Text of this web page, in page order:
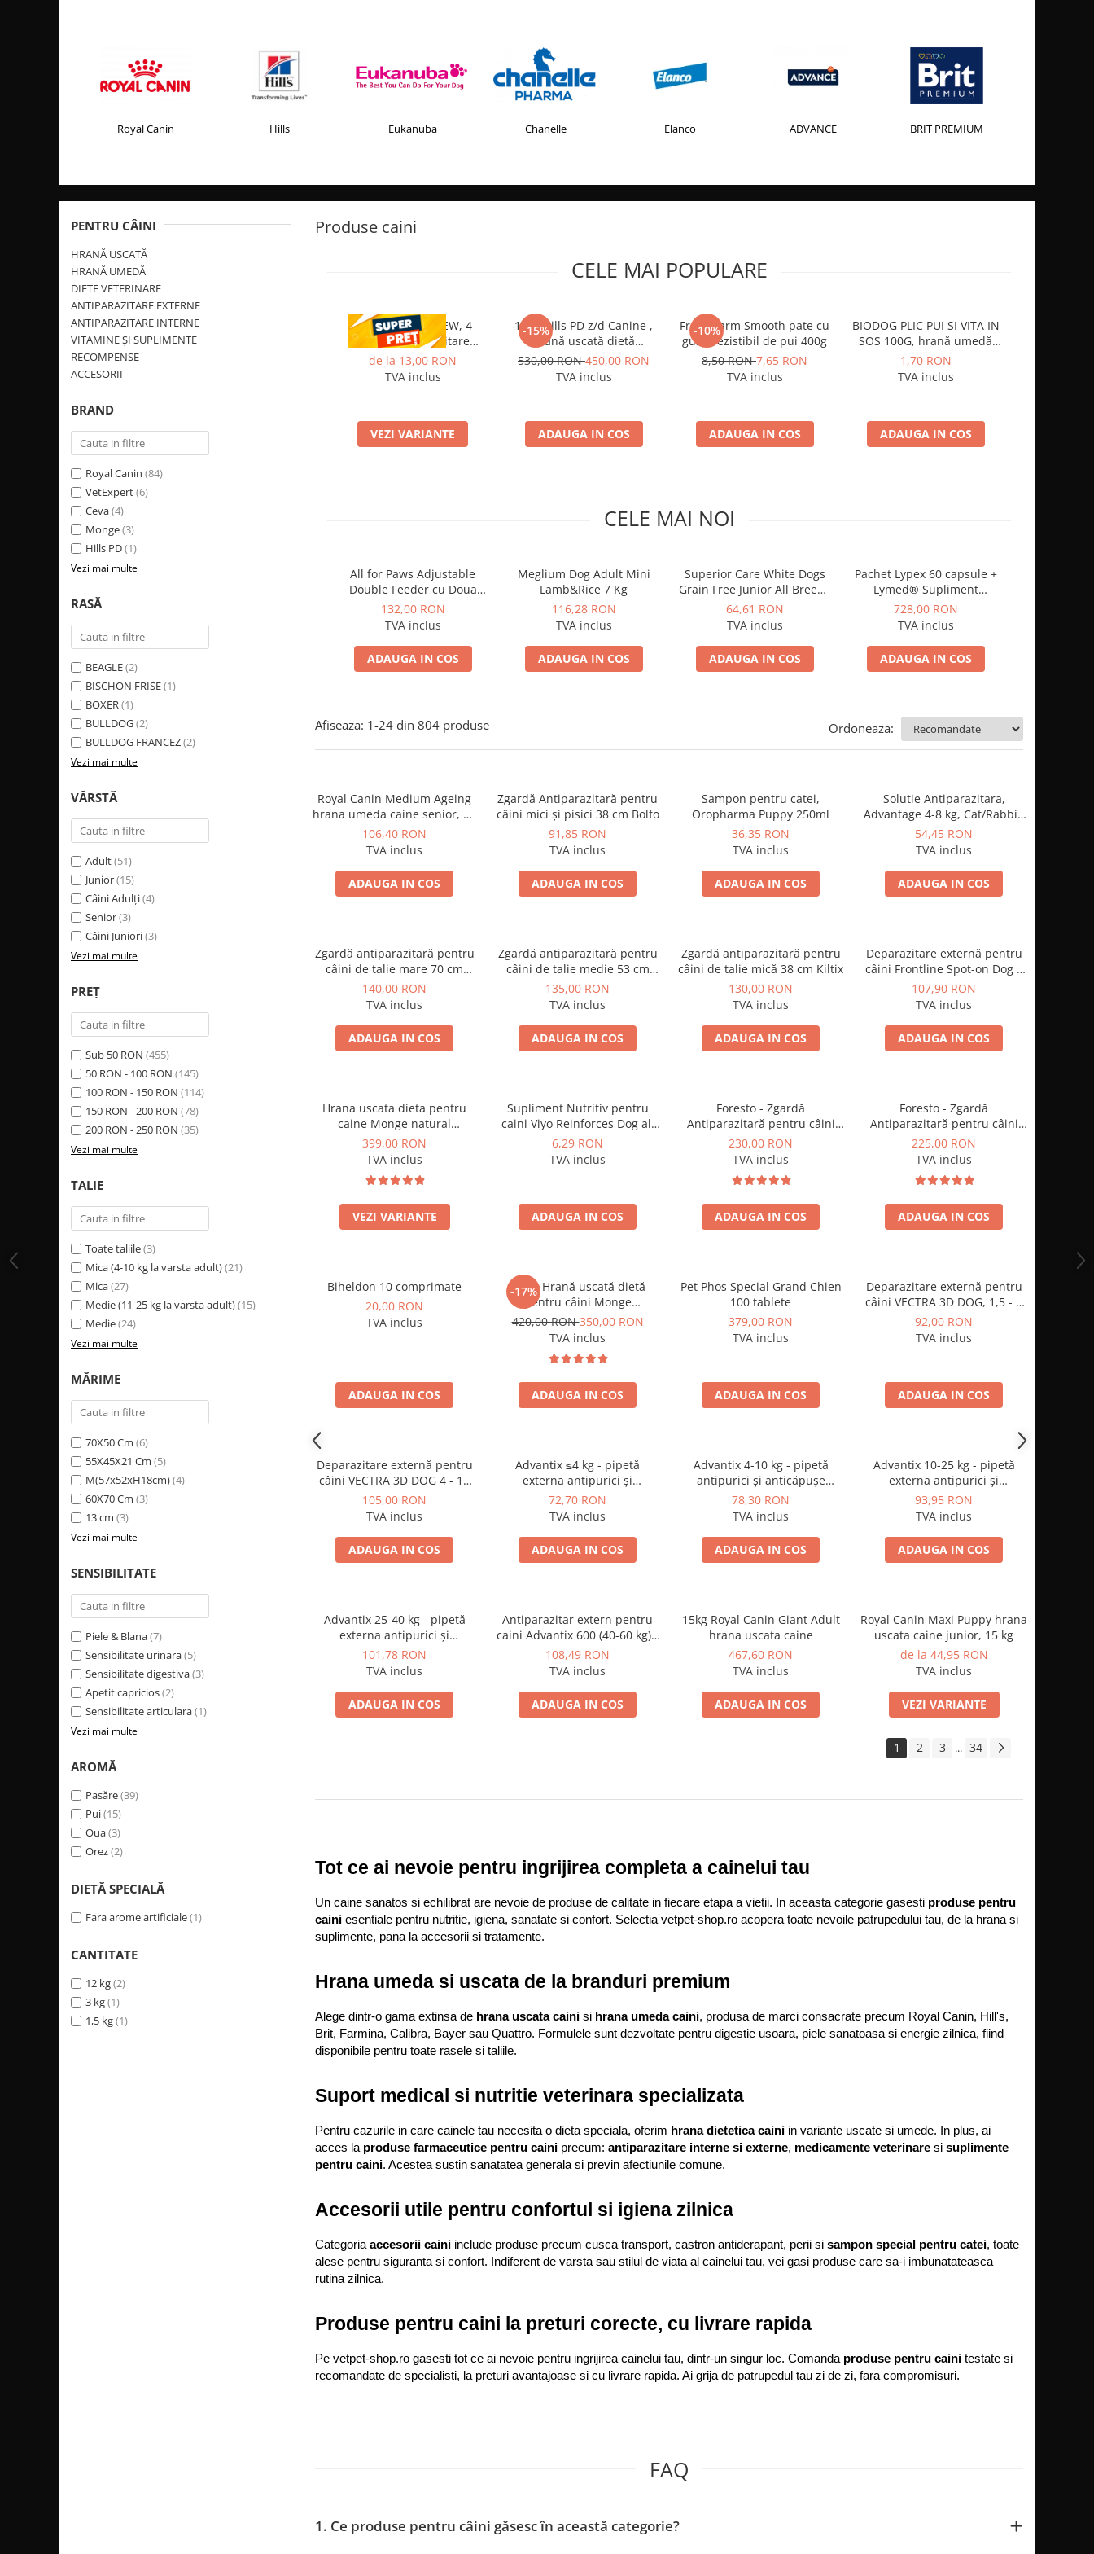
DIETE VETERINARE
ROYAL CANIN DIETE
ANTIPARAZITARE INTERNE
VITAMINE ȘI SUPLIMENTE
NUTRACEUTICE
RECOMPENSE
Masina de tuns
Recipient hrana
ANTIPARAZITARE INTERNE
SUPLIMENTE
Royal Canin Hills Eukanuba Chanelle Elanco ADVANCE BRIT PREMIUM
Produse caini
PENTRU CÂINI
HRANĂ USCATĂ
HRANĂ UMEDĂ
DIETE VETERINARE
ANTIPARAZITARE EXTERNE
ANTIPARAZITARE INTERNE
VITAMINE ȘI SUPLIMENTE
RECOMPENSE
ACCESORII
BRAND
Royal Canin (84)
VetExpert(6)
Ceva(4)
Monge(3)
Hills PD(1)
Vezi mai multe
RASĂ
BEAGLE(2)
BISCHON FRISE(1)
BOXER(1)
BULLDOG(2)
BULLDOG FRANCEZ(2)
Vezi mai multe
VÂRSTĂ
Adult(51)
Junior(15)
Câini Adulți(4)
Senior(3)
Câini Juniori(3)
Vezi mai multe
PREȚ
Sub 50 RON (455)
50 RON - 100 RON (145)
100 RON - 150 RON (114)
150 RON - 200 RON (78)
200 RON - 250 RON (35)
Vezi mai multe
TALIE
Toate taliile(3)
Mica (4-10 kg la varsta adult)(21)
Mica(27)
Medie (11-25 kg la varsta adult)(15)
Medie(24)
Vezi mai multe
MĂRIME
70X50 Cm (6)
55X45X21 Cm (5)
M(57x52xH18cm)(4)
60X70 Cm (3)
13 cm (3)
Vezi mai multe
SENSIBILITATE
Piele & Blana(7)
Sensibilitate urinara(5)
Sensibilitate digestiva(3)
Apetit capricios(2)
Sensibilitate articulara(1)
Vezi mai multe
AROMĂ
Pasăre(39)
Pui(15)
Oua(3)
Orez(2)
DIETĂ SPECIALĂ
Fara arome artificiale(1)
CANTITATE
12 kg(2)
3 kg(1)
1,5 kg(1)
CELE MAI POPULARE
CESTAL PLUS CHEW, 4
Tablete deparazitare
interna pentru caini
de la 13,00 RON
TVA inclus
VEZI VARIANTE
-15%
10kg Hills PD z/d Canine ,
hrană uscată dietă
veterinară hipoalergenică
pentru câini
530,00 RON450,00 RON
TVA inclus
ADAUGA IN COS
-10%
Fresh Farm Smooth pate cu
gust irezistibil de pui 400g
8,50 RON7,65 RON
TVA inclus
ADAUGA IN COS
BIODOG PLIC PUI SI VITA IN
SOS 100G, hrană umedă
pentru câini adulți
1,70 RON
TVA inclus
ADAUGA IN COS
CELE MAI NOI
All for Paws Adjustable
Double Feeder cu Doua
Boluri 2x750 ML
132,00 RON
TVA inclus
ADAUGA IN COS
Meglium Dog Adult Mini
Lamb&Rice 7 Kg
116,28 RON
TVA inclus
ADAUGA IN COS
Superior Care White Dogs
Grain Free Junior All Breeds
cu Somon
64,61 RON
TVA inclus
ADAUGA IN COS
Pachet Lypex 60 capsule +
Lymed® Supliment
Premium cu enzime
pancreatice pentru câini și
de malabsorbție
728,00 RON
TVA inclus
ADAUGA IN COS
Afiseaza: 1-24 din 804 produse Ordoneaza:
Royal Canin Medium Ageing
hrana umeda caine senior, 10
x 140 g
106,40 RON
TVA inclus
ADAUGA IN COS
Zgardă Antiparazitară pentru
câini mici și pisici 38 cm Bolfo
91,85 RON
TVA inclus
ADAUGA IN COS
Sampon pentru catei,
Oropharma Puppy 250ml
36,35 RON
TVA inclus
ADAUGA IN COS
Solutie Antiparazitara,
Advantage 4-8 kg, Cat/Rabbit,
1 pipeta
54,45 RON
TVA inclus
ADAUGA IN COS
Zgardă antiparazitară pentru
câini de talie mare 70 cm
Kiltix
140,00 RON
TVA inclus
ADAUGA IN COS
Zgardă antiparazitară pentru
câini de talie medie 53 cm
Kiltix
135,00 RON
TVA inclus
ADAUGA IN COS
Zgardă antiparazitară pentru
câini de talie mică 38 cm Kiltix
130,00 RON
TVA inclus
ADAUGA IN COS
Deparazitare externă pentru
câini Frontline Spot-on Dog S
2-10 kg - cutie cu 3 pipete
107,90 RON
TVA inclus
ADAUGA IN COS
Hrana uscata dieta pentru
caine Monge natural
Hypoallergenic Salmon/Tonno
399,00 RON
TVA inclus
VEZI VARIANTE
Supliment Nutritiv pentru
caini Viyo Reinforces Dog all
ages 1 x 30ml
6,29 RON
TVA inclus
ADAUGA IN COS
Foresto - Zgardă
Antiparazitară pentru câini
mari peste 8 kg (70 cm), până
la 8 luni de protecție
căpușelor
230,00 RON
TVA inclus
ADAUGA IN COS
Foresto - Zgardă
Antiparazitară pentru câini
mici și pisici (38 cm)
225,00 RON
TVA inclus
ADAUGA IN COS
Biheldon 10 comprimate
20,00 RON
TVA inclus
ADAUGA IN COS
-17%
12 kg Hrană uscată dietă
pentru câini Monge
Gastrointestinal Canine
420,00 RON350,00 RON
TVA inclus
ADAUGA IN COS
Pet Phos Special Grand Chien
100 tablete
379,00 RON
TVA inclus
ADAUGA IN COS
Deparazitare externă pentru
câini VECTRA 3D DOG, 1,5 - 4
KG - set 3 pipete
92,00 RON
TVA inclus
ADAUGA IN COS
Deparazitare externă pentru
câini VECTRA 3D DOG 4 - 10
KG - set 3 pipete
105,00 RON
TVA inclus
ADAUGA IN COS
Advantix ≤4 kg - pipetă
externa antipurici și
anticăpușe pentru caini
72,70 RON
TVA inclus
ADAUGA IN COS
Advantix 4-10 kg - pipetă
antipurici și anticăpușe
pentru caini
78,30 RON
TVA inclus
ADAUGA IN COS
Advantix 10-25 kg - pipetă
externa antipurici și
anticăpușe pentru caini
93,95 RON
TVA inclus
ADAUGA IN COS
Advantix 25-40 kg - pipetă
externa antipurici și
anticăpușe pentru caini
101,78 RON
TVA inclus
ADAUGA IN COS
Antiparazitar extern pentru
caini Advantix 600 (40-60 kg) -
pipeta antipurici si anticapuse
108,49 RON
TVA inclus
ADAUGA IN COS
15kg Royal Canin Giant Adult
hrana uscata caine
467,60 RON
TVA inclus
ADAUGA IN COS
Royal Canin Maxi Puppy hrana
uscata caine junior, 15 kg
de la 44,95 RON
TVA inclus
VEZI VARIANTE
1 2 3 ... 34
Tot ce ai nevoie pentru ingrijirea completa a cainelui tau
Un caine sanatos si echilibrat are nevoie de produse de calitate in fiecare etapa a vietii. In aceasta categorie gasesti produse pentru
caini esentiale pentru nutritie, igiena, sanatate si confort. Selectia vetpet-shop.ro acopera toate nevoile patrupedului tau, de la hrana si
suplimente, pana la accesorii si tratamente.
Hrana umeda si uscata de la branduri premium
Alege dintr-o gama extinsa de hrana uscata caini si hrana umeda caini, produsa de marci consacrate precum Royal Canin, Hill's,
Brit, Farmina, Calibra, Bayer sau Quattro. Formulele sunt dezvoltate pentru digestie usoara, piele sanatoasa si energie zilnica, fiind
disponibile pentru toate rasele si taliile.
Suport medical si nutritie veterinara specializata
Pentru cazurile in care cainele tau necesita o dieta speciala, oferim hrana dietetica caini in variante uscate si umede. In plus, ai
acces la produse farmaceutice pentru caini precum: antiparazitare interne si externe, medicamente veterinare si suplimente
pentru caini. Acestea sustin sanatatea generala si previn afectiunile comune.
Accesorii utile pentru confortul si igiena zilnica
Categoria accesorii caini include produse precum cusca transport, castron antiderapant, perii si sampon special pentru catei, toate
alese pentru siguranta si confort. Indiferent de varsta sau stilul de viata al cainelui tau, vei gasi produse care sa-i imbunatateasca
rutina zilnica.
Produse pentru caini la preturi corecte, cu livrare rapida
Pe vetpet-shop.ro gasesti tot ce ai nevoie pentru ingrijirea cainelui tau, dintr-un singur loc. Comanda produse pentru caini testate si
recomandate de specialisti, la preturi avantajoase si cu livrare rapida. Ai grija de patrupedul tau zi de zi, fara compromisuri.
FAQ
1. Ce produse pentru câini găsesc în această categorie?